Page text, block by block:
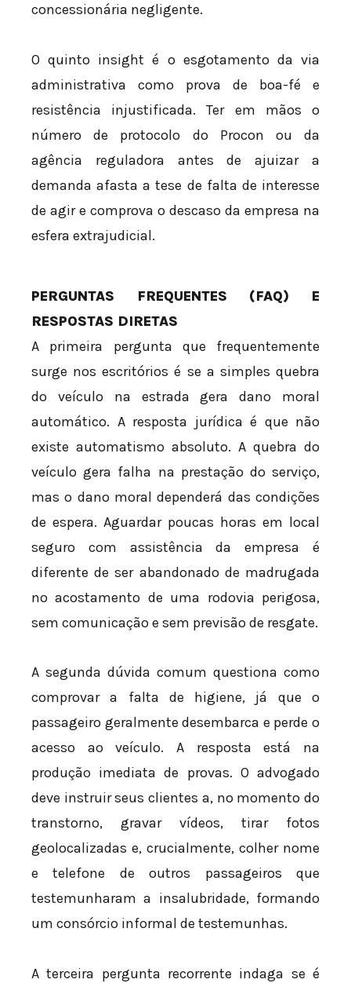
concessionária negligente.
O quinto insight é o esgotamento da via
administrativa como prova de boa-fé e
resistência injustificada. Ter em mãos o
número de protocolo do Procon ou da
agência reguladora antes de ajuizar a
demanda afasta a tese de falta de interesse
de agir e comprova o descaso da empresa na
esfera extrajudicial.
PERGUNTAS FREQUENTES (FAQ) E
RESPOSTAS DIRETAS
A primeira pergunta que frequentemente
surge nos escritórios é se a simples quebra
do veículo na estrada gera dano moral
automático. A resposta jurídica é que não
existe automatismo absoluto. A quebra do
veículo gera falha na prestação do serviço,
mas o dano moral dependerá das condições
de espera. Aguardar poucas horas em local
seguro com assistência da empresa é
diferente de ser abandonado de madrugada
no acostamento de uma rodovia perigosa,
sem comunicação e sem previsão de resgate.
A segunda dúvida comum questiona como
comprovar a falta de higiene, já que o
passageiro geralmente desembarca e perde o
acesso ao veículo. A resposta está na
produção imediata de provas. O advogado
deve instruir seus clientes a, no momento do
transtorno, gravar vídeos, tirar fotos
geolocalizadas e, crucialmente, colher nome
e telefone de outros passageiros que
testemunharam a insalubridade, formando
um consórcio informal de testemunhas.
A terceira pergunta recorrente indaga se é